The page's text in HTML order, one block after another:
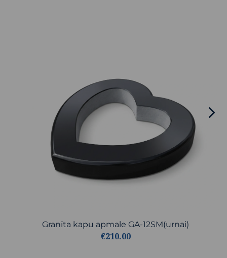
Granīta kapu apmale GA-12SM(urnai)
€210.00